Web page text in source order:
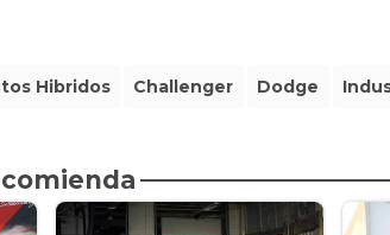
Hibridos Challenger Dodge